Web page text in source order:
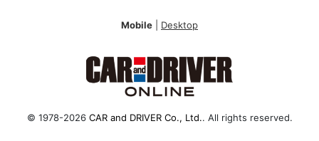
Mobile Desktop
© 1978-2026 CAR and DRIVER Co., Ltd.. All rights reserved.